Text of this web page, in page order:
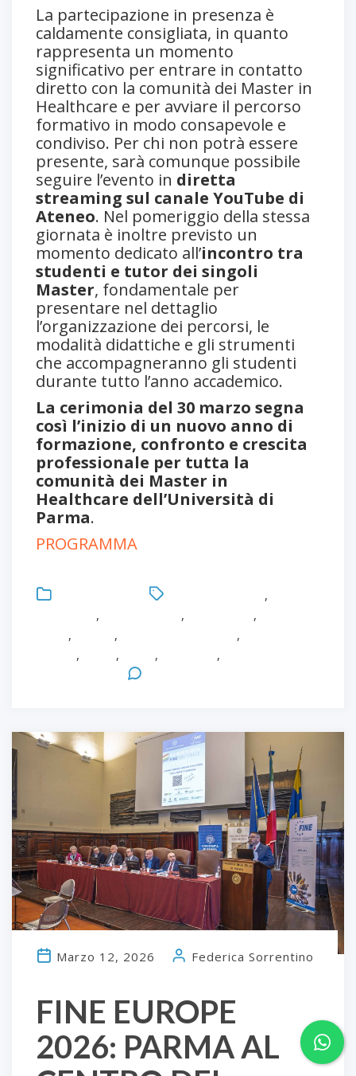
La partecipazione in presenza è
caldamente consigliata, in quanto
rappresenta un momento
significativo per entrare in contatto
diretto con la comunità dei Master in
Healthcare e per avviare il percorso
formativo in modo consapevole e
condiviso. Per chi non potrà essere
presente, sarà comunque possibile
seguire l’evento in diretta
streaming sul canale YouTube di
Ateneo. Nel pomeriggio della stessa
giornata è inoltre previsto un
momento dedicato all’incontro tra
studenti e tutor dei singoli
Master, fondamentale per
presentare nel dettaglio
l’organizzazione dei percorsi, le
modalità didattiche e gli strumenti
che accompagneranno gli studenti
durante tutto l’anno accademico.
La cerimonia del 30 marzo segna
così l’inizio di un nuovo anno di
formazione, confronto e crescita
professionale per tutta la
comunità dei Master in
Healthcare dell’Università di
Parma.
PROGRAMMA
,
, , ,
, , ,
, , , ,
FINE EUROPE
2026: PARMA AL
Marzo 12, 2026 Federica Sorrentino